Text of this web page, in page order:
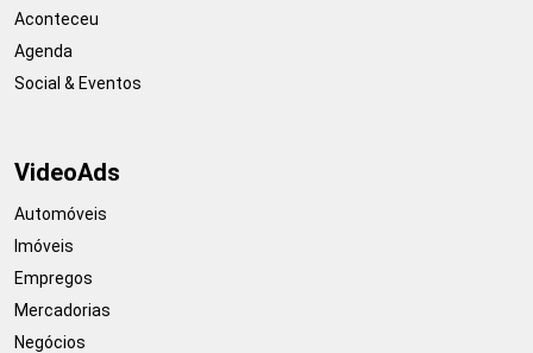
Aconteceu
Agenda
Social & Eventos
VideoAds
Automóveis
Imóveis
Empregos
Mercadorias
Negócios